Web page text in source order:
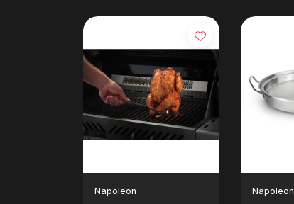
Napoleon Napoleon